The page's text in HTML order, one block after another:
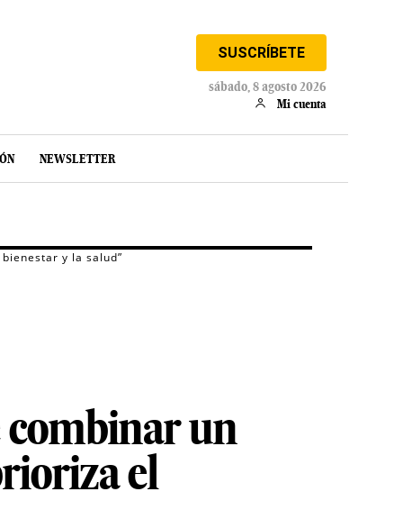
SUSCRÍBETE
sábado, 8 agosto 2026
Mi cuenta
NEWSLETTER
y la salud”
combinar un
el